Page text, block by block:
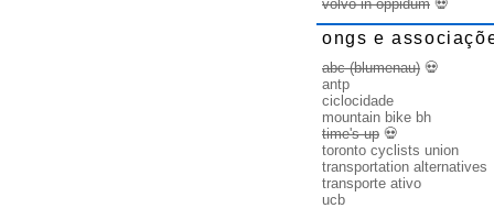
volvo in oppidum 💀
ongs e
abc (blumenau) 💀
antp
ciclocidade
mountain bike bh
time's up 💀
toronto cyclists union
transportation alternatives
transporte ativo
ucb